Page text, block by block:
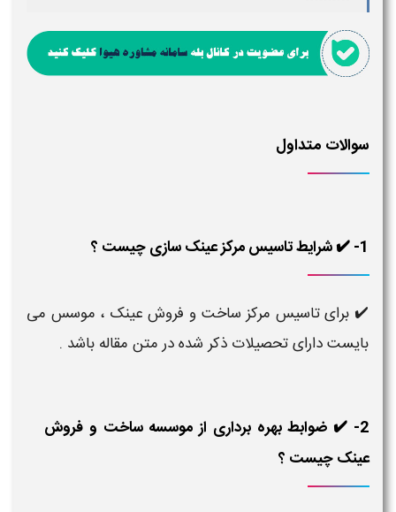
سوالات متداول
1- ✔️ شرایط تاسیس مرکز عینک سازی چیست ؟
✔️ برای تاسیس مرکز ساخت و فروش عینک ، موسس می
بایست دارای تحصیلات ذکر شده در متن مقاله باشد .
2- ✔️ ضوابط بهره برداری از موسسه ساخت و فروش
عینک چیست ؟